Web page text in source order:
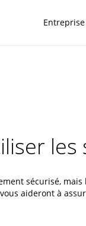
Entreprise
les
sécurisé,
aideront à